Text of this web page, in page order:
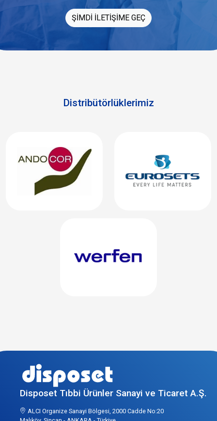
ŞİMDİ İLETİŞİME GEÇ
Distribütörlüklerimiz
Disposet Tıbbi Ürünler Sanayi ve Ticaret A.Ş.
ALCI Organize Sanayi Bölgesi, 2000 Cadde No:20